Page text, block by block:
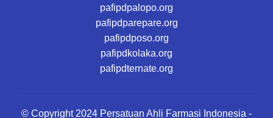
pafipdpalopo.org
pafipdparepare.org
pafipdposo.org
pafipdkolaka.org
pafipdternate.org
© Copyright 2024 Persatuan Ahli Farmasi Indonesia -